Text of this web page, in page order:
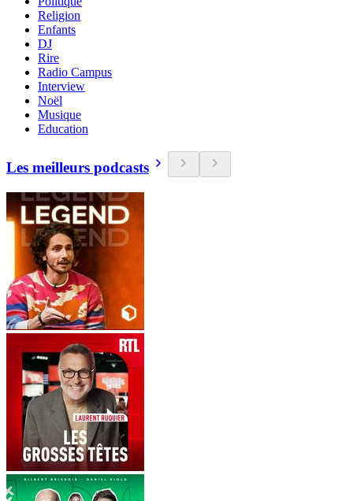
Religion
Enfants
DJ
Rire
Radio Campus
Interview
Noël
Musique
Education
Les meilleurs podcasts